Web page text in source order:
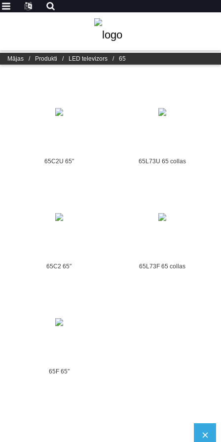
Mājas / Produkti / LED televizors / 65
65C2U 65″ 65L73U 65 collas
65C2 65″ 65L73F 65 collas
65F 65″